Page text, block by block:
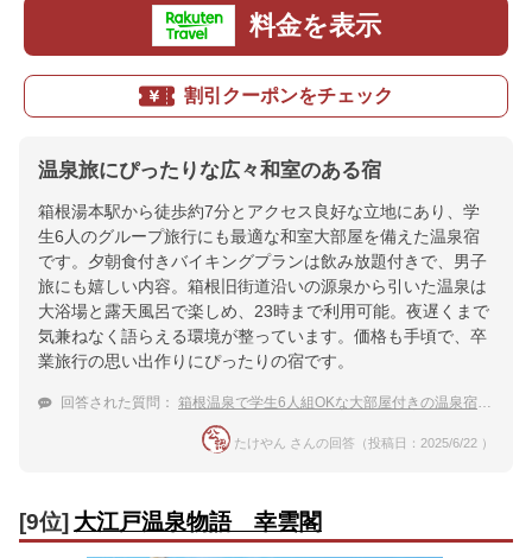
料金を表示
割引クーポンをチェック
温泉旅にぴったりな広々和室のある宿
箱根湯本駅から徒歩約7分とアクセス良好な立地にあり、学
生6人のグループ旅行にも最適な和室大部屋を備えた温泉宿
です。夕朝食付きバイキングプランは飲み放題付きで、男子
旅にも嬉しい内容。箱根旧街道沿いの源泉から引いた温泉は
大浴場と露天風呂で楽しめ、23時まで利用可能。夜遅くまで
気兼ねなく語らえる環境が整っています。価格も手頃で、卒
業旅行の思い出作りにぴったりの宿です。
回答された質問： 箱根温泉で学生6人組OKな大部屋付きの温泉宿を教えてください！
たけやん さんの回答（投稿日：2025/6/22 ）
[9位] 大江戸温泉物語 幸雲閣